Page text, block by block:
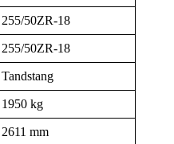
255/50ZR-18
255/50ZR-18
Tandstang
1950 kg
2611 mm